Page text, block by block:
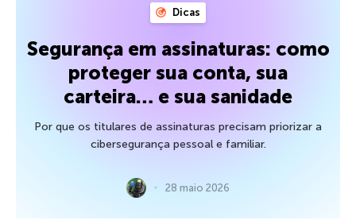
Dicas
Segurança em assinaturas: como
proteger sua conta, sua
carteira… e sua sanidade
Por que os titulares de assinaturas precisam priorizar a
cibersegurança pessoal e familiar.
28 maio 2026